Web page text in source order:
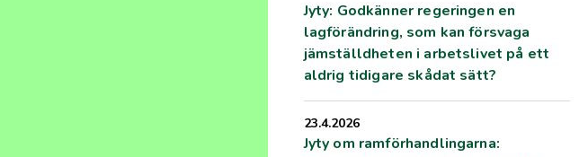
Jyty: Godkänner regeringen en
lagförändring, som kan försvaga
jämställdheten i arbetslivet på ett
aldrig tidigare skådat sätt?
23.4.2026
Jyty om ramförhandlingarna: